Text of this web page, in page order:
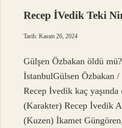
Recep İVedik Teki
Tarih: Kasım 26, 2024
Gülşen Özbakan öldü
İstanbulGülsen Özbakan
Recep İvedik kaç
(Karakter) Recep İvedik
(Kuzen) İkamet